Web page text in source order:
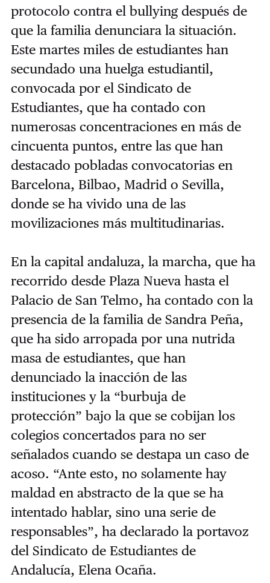
protocolo contra el bullying después de
que la familia denunciara la situación.
Este martes miles de estudiantes han
secundado una huelga estudiantil,
convocada por el Sindicato de
Estudiantes, que ha contado con
numerosas concentraciones en más de
cincuenta puntos, entre las que han
destacado pobladas convocatorias en
Barcelona, Bilbao, Madrid o Sevilla,
donde se ha vivido una de las
movilizaciones más multitudinarias.
En la capital andaluza, la marcha, que ha
recorrido desde Plaza Nueva hasta el
Palacio de San Telmo, ha contado con la
presencia de la familia de Sandra Peña,
que ha sido arropada por una nutrida
masa de estudiantes, que han
denunciado la inacción de las
instituciones y la “burbuja de
protección” bajo la que se cobijan los
colegios concertados para no ser
señalados cuando se destapa un caso de
acoso. “Ante esto, no solamente hay
maldad en abstracto de la que se ha
intentado hablar, sino una serie de
responsables”, ha declarado la portavoz
del Sindicato de Estudiantes de
Andalucía, Elena Ocaña.